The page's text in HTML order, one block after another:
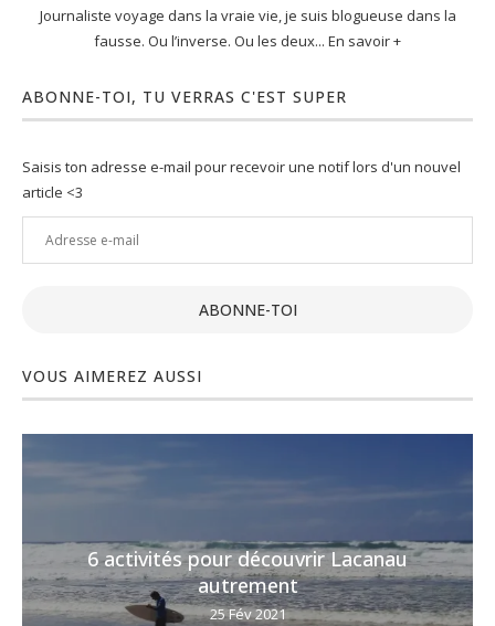
Journaliste voyage dans la vraie vie, je suis blogueuse dans la
fausse. Ou l’inverse. Ou les deux... En savoir +
ABONNE-TOI, TU VERRAS C'EST SUPER
Saisis ton adresse e-mail pour recevoir une notif lors d'un nouvel
article <3
Adresse
e-
ABONNE-TOI
VOUS AIMEREZ AUSSI
6 activités pour découvrir Lacanau
autrement
25 Fév 2021